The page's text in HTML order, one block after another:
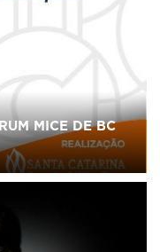
MICE DE BC